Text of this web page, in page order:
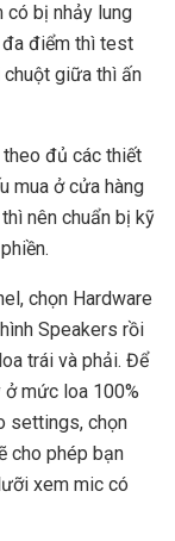
có bị nhảy lung
đa điểm thì test
giữa thì ấn
đủ các thiết
mua ở cửa hàng
nên chuẩn bị kỹ
chọn Hardware
Speakers rồi
trái và phải. Để
mức loa 100%
settings, chọn
cho phép bạn
xem mic có